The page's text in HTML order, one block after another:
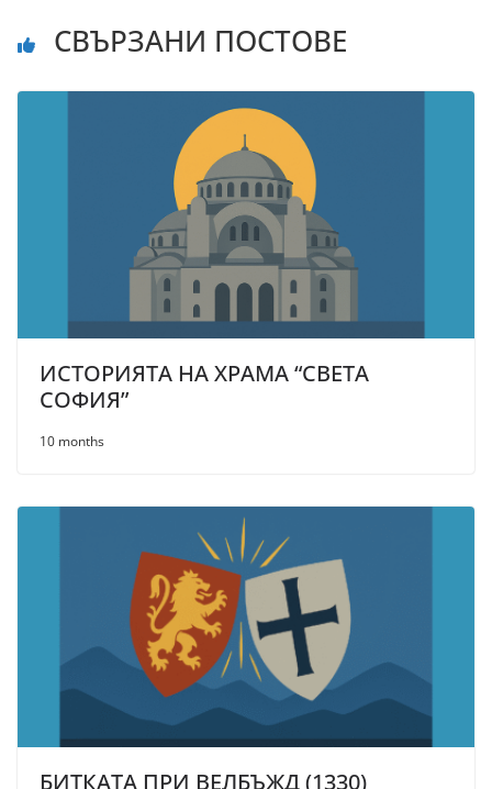
СВЪРЗАНИ ПОСТОВЕ
ИСТОРИЯТА НА ХРАМА “СВЕТА
СОФИЯ”
10 months
БИТКАТА ПРИ ВЕЛБЪЖД (1330)